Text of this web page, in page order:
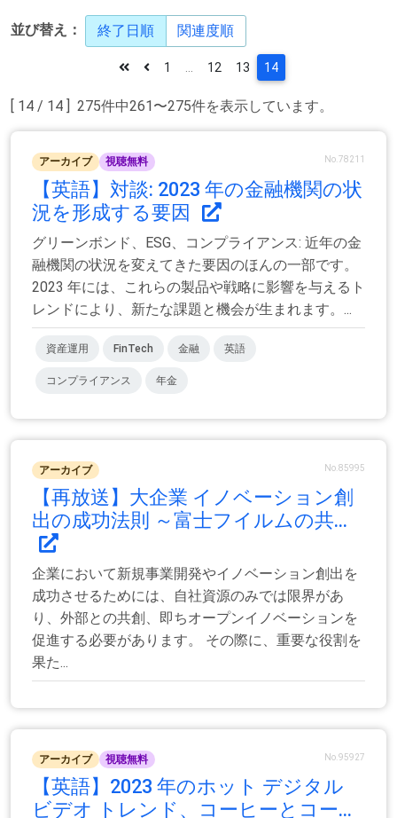
並び替え： 終了日順 関連度順
[ 14 / 14 ] 275件中261〜275件を表示しています。
1 12 13 14
アーカイブ 視聴無料 No.78211
【英語】対談: 2023 年の金融機関の状
況を形成する要因
グリーンボンド、ESG、コンプライアンス: 近年の金
融機関の状況を変えてきた要因のほんの一部です。
2023 年には、これらの製品や戦略に影響を与えるト
レンドにより、新たな課題と機会が生まれます。...
資産運用 FinTech 金融 英語
コンプライアンス 年金
アーカイブ No.85995
【再放送】大企業 イノベーション創
出の成功法則 ～富士フイルムの共...
企業において新規事業開発やイノベーション創出を
成功させるためには、自社資源のみでは限界があ
り、外部との共創、即ちオープンイノベーションを
促進する必要があります。 その際に、重要な役割を
果た...
アーカイブ 視聴無料 No.95927
【英語】2023 年のホット デジタル
ビデオ トレンド、コーヒーとコー...